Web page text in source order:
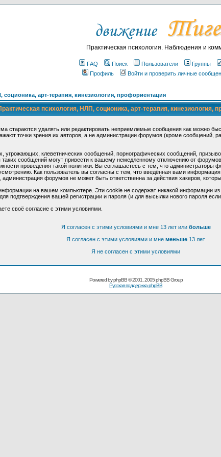
Практическая психология. Наблюдения и
FAQ Поиск Пользователи Группы
Профиль
Войти и проверить личные
арт-терапия, кинезиология, профориентация
психология, НЛП, соционика, арт-терапия, кинезиология,
стараются удалять или редактировать неприемлемые сообщения как можно
точки зрения их авторов, а не администрации форумов (кроме сообщений,
угрожающих, клеветнических сообщений, порнографических сообщений,
сообщений могут привести к вашему немедленному отключению от
проведения такой политики. Вы соглашаетесь с тем, что администраторы
Как пользователь вы согласны с тем, что введённая вами
форумов не может быть ответственна за действия хакеров,
на вашем компьютере. Эти cookie не содержат никакой информации
подтверждения вашей регистрации и пароля (и для высылки нового пароля
своё согласие с этими условиями.
Я согласен с этими условиями и мне 13 лет или больше
Я согласен с этими условиями и мне меньше 13 лет
Я не согласен с этими условиями
Powered byphpBB© 2001, 2005 phpBB Group
Русская поддержка phpBB